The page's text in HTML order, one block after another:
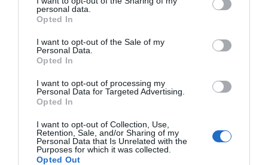
personal data.
Opted In
I want to opt-out of the Sale of my
Personal Data.
Opted In
I want to opt-out of processing my
Personal Data for Targeted Advertising.
Opted In
I want to opt-out of Collection, Use,
Retention, Sale, and/or Sharing of my
Personal Data that Is Unrelated with the
Purposes for which it was collected.
Opted Out